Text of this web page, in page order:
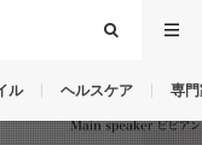
ル ヘルスケア 専